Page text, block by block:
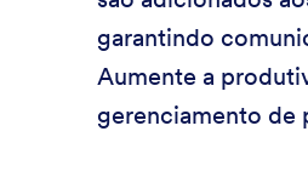
garantindo
Aumente a
gerenciamento de